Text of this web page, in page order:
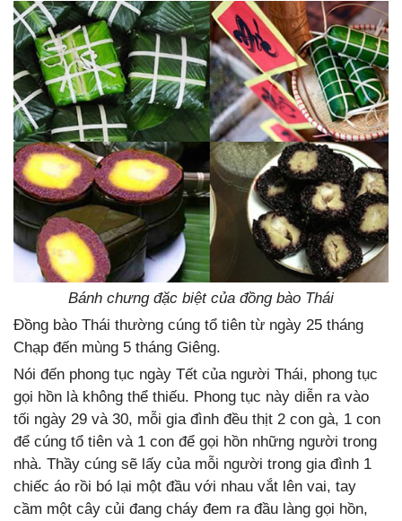
Bánh chưng đặc biệt của đồng bào Thái
Đồng bào Thái thường cúng tổ tiên từ ngày 25 tháng
Chạp đến mùng 5 tháng Giêng.
Nói đến phong tục ngày Tết của người Thái, phong tục
gọi hồn là không thể thiếu. Phong tục này diễn ra vào
tối ngày 29 và 30, mỗi gia đình đều thịt 2 con gà, 1 con
để cúng tổ tiên và 1 con để gọi hồn những người trong
nhà. Thầy cúng sẽ lấy của mỗi người trong gia đình 1
chiếc áo rồi bó lại một đầu với nhau vắt lên vai, tay
cầm một cây củi đang cháy đem ra đầu làng gọi hồn,